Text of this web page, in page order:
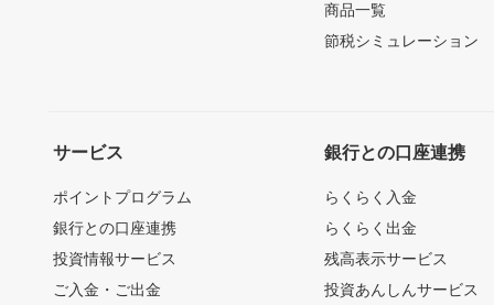
商品一覧
節税シミュレーション
サービス
ポイントプログラム
銀行との口座連携
投資情報サービス
ご入金・ご出金
銀行との口座連携
らくらく入金
らくらく出金
残高表示サービス
投資あんしんサービス